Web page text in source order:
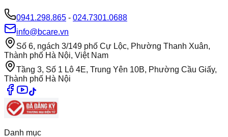
0941.298.865 - 024.7301.0688
info@bcare.vn
Số 6, ngách 3/149 phố Cự Lộc, Phường Thanh Xuân,
Thành phố Hà Nội, Việt Nam
Tầng 3, Số 1 Lô 4E, Trung Yên 10B, Phường Cầu Giấy,
Thành phố Hà Nội
Danh mục